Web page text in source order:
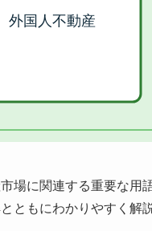
場に関連する重要な用
ともにわかりやすく解